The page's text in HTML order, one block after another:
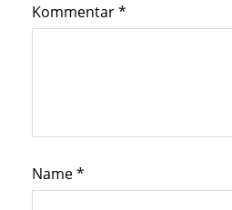
Kommentar*
Name*